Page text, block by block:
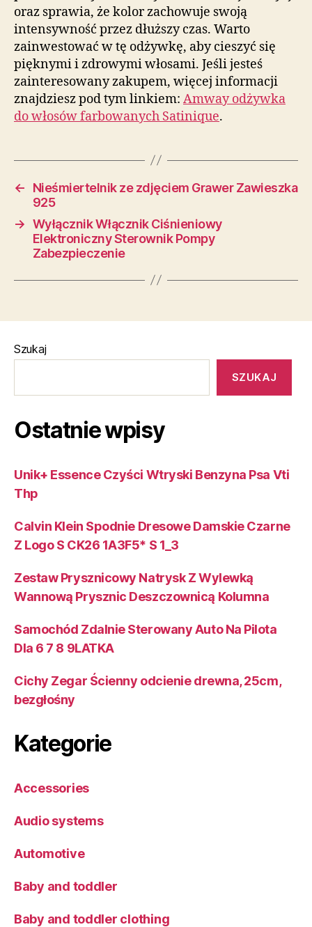
oraz sprawia, że kolor zachowuje swoją
intensywność przez dłuższy czas. Warto
zainwestować w tę odżywkę, aby cieszyć się
pięknymi i zdrowymi włosami. Jeśli jesteś
zainteresowany zakupem, więcej informacji
znajdziesz pod tym linkiem: Amway odżywka
do włosów farbowanych Satinique.
←
Nieśmiertelnik ze zdjęciem Grawer Zawieszka
925
→ Wyłącznik Włącznik Ciśnieniowy
Elektroniczny Sterownik Pompy
Zabezpieczenie
Szukaj
SZUKAJ
Ostatnie wpisy
Unik+ Essence Czyści Wtryski Benzyna Psa Vti
Thp
Calvin Klein Spodnie Dresowe Damskie Czarne
Z Logo S CK26 1A3F5* S 1_3
Zestaw Prysznicowy Natrysk Z Wylewką
Wannową Prysznic Deszczownicą Kolumna
Samochód Zdalnie Sterowany Auto Na Pilota
Dla 6 7 8 9LATKA
Cichy Zegar Ścienny odcienie drewna, 25cm,
bezgłośny
Kategorie
Accessories
Audio systems
Automotive
Baby and toddler
Baby and toddler clothing